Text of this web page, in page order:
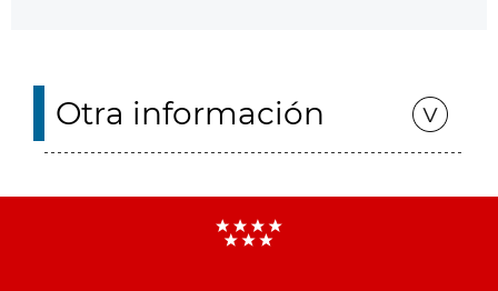
Otra información